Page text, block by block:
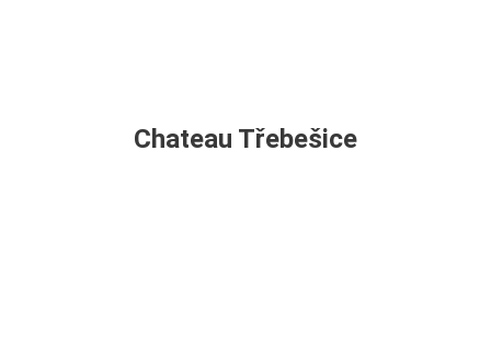
Chateau Třebešice